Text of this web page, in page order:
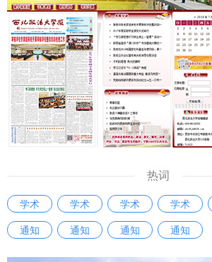
热词
学术 学术 学术 学术
通知
通知 通知 通知